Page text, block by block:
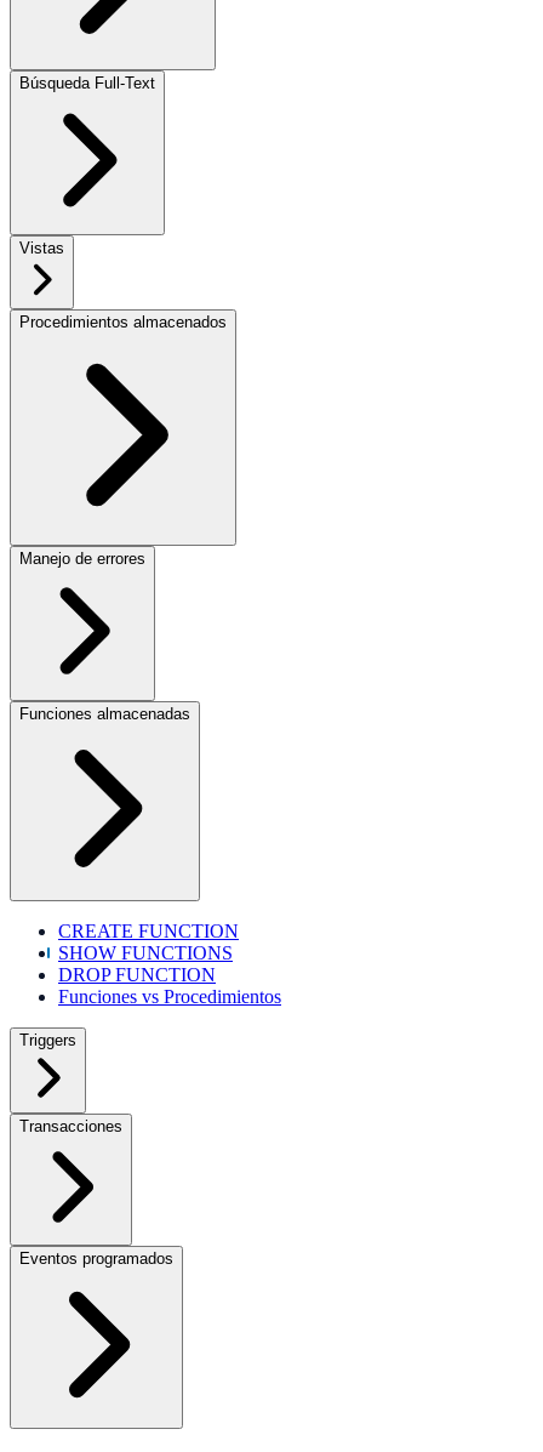
Búsqueda Full-Text
Vistas
Procedimientos almacenados
Manejo de errores
Funciones almacenadas
CREATE FUNCTION
SHOW FUNCTIONS
DROP FUNCTION
Funciones vs Procedimientos
Triggers
Transacciones
Eventos programados